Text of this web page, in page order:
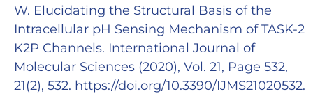
W. Elucidating the Structural Basis of the
Intracellular pH Sensing Mechanism of TASK-2
K2P Channels. International Journal of
Molecular Sciences (2020), Vol. 21, Page 532,
21(2), 532. https://doi.org/10.3390/IJMS21020532.